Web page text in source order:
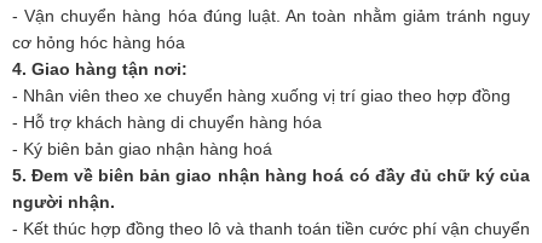
- Vận chuyển hàng hóa đúng luật. An toàn nhằm giảm tránh nguy
cơ hỏng hóc hàng hóa
4. Giao hàng tận nơi:
- Nhân viên theo xe chuyển hàng xuống vị trí giao theo hợp đồng
- Hỗ trợ khách hàng di chuyển hàng hóa
- Ký biên bản giao nhận hàng hoá
5. Đem về biên bản giao nhận hàng hoá có đầy đủ chữ ký của
người nhận.
- Kết thúc hợp đồng theo lô và thanh toán tiền cước phí vận chuyển